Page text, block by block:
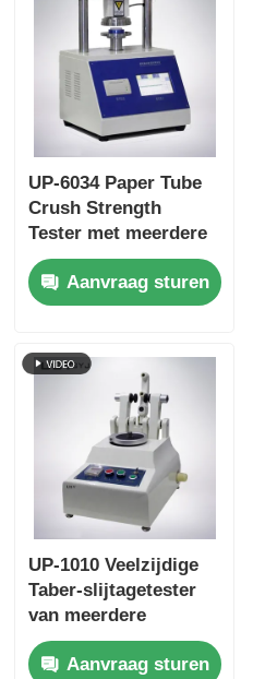
UP-6034 Paper Tube
Crush Strength
Tester met meerdere
testsnelheidsinstellingen
Overbelastingbescherming
en ISO11093-9-
Aanvraag sturen
UP-1010 Veelzijdige
Taber-slijtagetester
van meerdere
materialen, voldoet
aan meerdere
Aanvraag sturen